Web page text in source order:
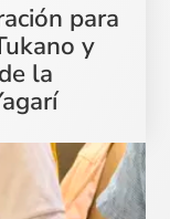
para
y
la